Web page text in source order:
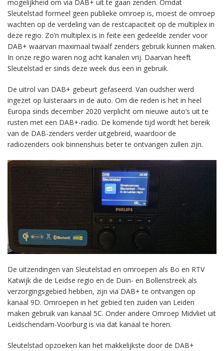
mogelijkheid om via DAB+ uit te gaan zenden. Omdat
Sleutelstad formeel geen publieke omroep is, moest de omroep
wachten op de verdeling van de restcapaciteit op de multiplex in
deze regio. Zo’n multiplex is in feite een gedeelde zender voor
DAB+ waarvan maximaal twaalf zenders gebruik kunnen maken.
In onze regio waren nog acht kanalen vrij. Daarvan heeft
Sleutelstad er sinds deze week dus een in gebruik.
De uitrol van DAB+ gebeurt gefaseerd. Van oudsher werd
ingezet op luisteraars in de auto. Om die reden is het in heel
Europa sinds december 2020 verplicht om nieuwe auto’s uit te
rusten met een DAB+-radio. De komende tijd wordt het bereik
van de DAB-zenders verder uitgebreid, waardoor de
radiozenders ook binnenshuis beter te ontvangen zullen zijn.
De uitzendingen van Sleutelstad en omroepen als Bo en RTV
Katwijk die de Leidse regio en de Duin- en Bollenstreek als
verzorgingsgebied hebben, zijn via DAB+ te ontvangen op
kanaal 9D. Omroepen in het gebied ten zuiden van Leiden
maken gebruik van kanaal 5C. Onder andere Omroep Midvliet uit
Leidschendam-Voorburg is via dat kanaal te horen.
Sleutelstad opzoeken kan het makkelijkste door de DAB+